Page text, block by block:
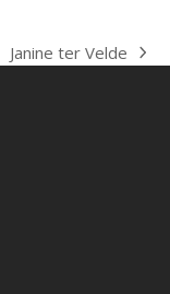
next
Janine ter Velde